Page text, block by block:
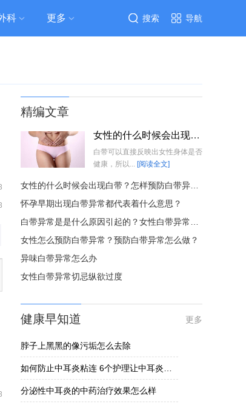
科 更多 导航
搜索
精编文章
女性的什么时候会出现白带？怎样预防白带异常？
白带可以直接反映出女性身体是否
健康，所以... [阅读全文]
怀孕早期出现白带异常都代表着什么意思？
女性怎么预防白带异常？预防白带异常怎么做？
异味白带异常怎么办
女性白带异常切忌纵欲过度
健康早知道 更多
脖子上黑黑的像污垢怎么去除
分泌性中耳炎的中药治疗效果怎么样